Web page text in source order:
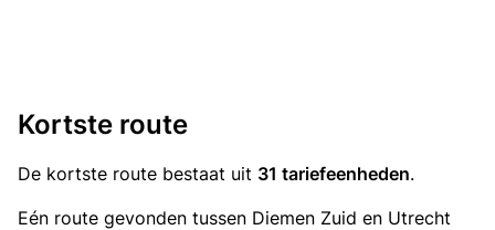
Kortste route
De kortste route bestaat uit 31 tariefeenheden.
Eén route gevonden tussen Diemen Zuid en Utrecht